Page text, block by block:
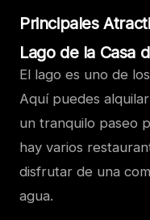
Principales
Lago de la Casa
El lago es uno de
Aquí puedes
un tranquilo paseo
hay varios
disfrutar de una
agua.